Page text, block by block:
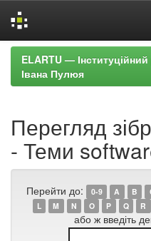
Skip
navigation
ELARTU —
Івана Пулюя
Перегляд
- Теми
Перейти до: 0-9 A B
L
M N O P Q R
або ж введіть